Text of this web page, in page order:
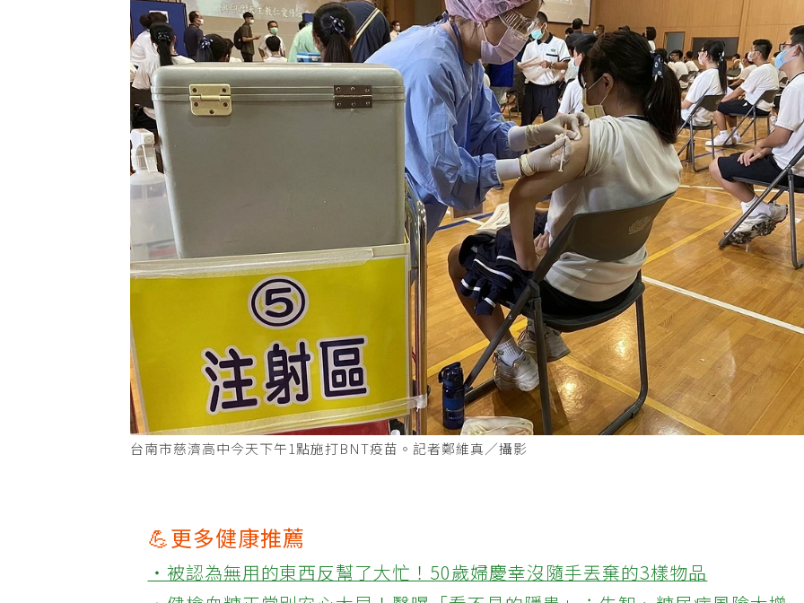
💪更多健康推薦
‧被認為無用的東西反幫了大忙！50歲婦慶幸沒隨手丟棄的3樣物品